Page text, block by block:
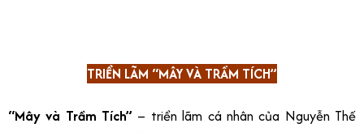
TRIỂN LÃM “MÂY VÀ TRẦM TÍCH”
“Mây và Trầm Tích” – triển lãm cá nhân của Nguyễn Thế